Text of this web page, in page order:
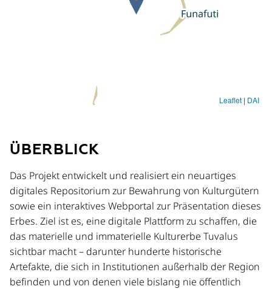
ÜBERBLICK
Das Projekt entwickelt und realisiert ein neuartiges
digitales Repositorium zur Bewahrung von Kulturgütern
sowie ein interaktives Webportal zur Präsentation dieses
Erbes. Ziel ist es, eine digitale Plattform zu schaffen, die
das materielle und immaterielle Kulturerbe Tuvalus
sichtbar macht – darunter hunderte historische
Artefakte, die sich in Institutionen außerhalb der Region
befinden und von denen viele bislang nie öffentlich